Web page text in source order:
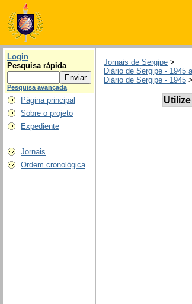
Login
Pesquisa rápida
Pesquisa avançada
Página principal
Sobre o projeto
Expediente
Jornais
Ordem cronológica
Jornais de Sergipe >
Diário de Sergipe - 1945
Diário de Sergipe - 1945 >